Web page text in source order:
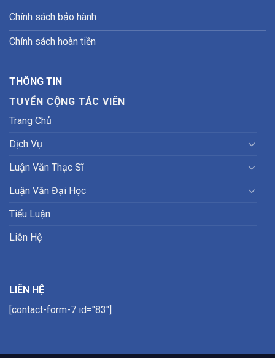
Chính sách bảo hành
Chính sách hoàn tiền
THÔNG TIN
TUYỂN CỘNG TÁC VIÊN
Trang Chủ
Dịch Vụ
Luận Văn Thạc Sĩ
Luận Văn Đại Học
Tiểu Luận
Liên Hệ
LIÊN HỆ
[contact-form-7 id="83"]